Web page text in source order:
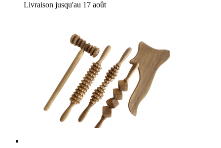
Livraison jusqu'au 17 août